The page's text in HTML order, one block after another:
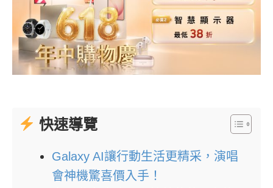
快速導覽
Galaxy AI讓行動生活更精采，演唱
會神機驚喜價入手！